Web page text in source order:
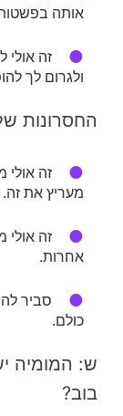
אותה
זה אולי
ולגרום לך
החסרונות
זה
מעריץ את זה.
זה אולי
אחרות.
סביר
כולם.
ש: המומיה
בוב?